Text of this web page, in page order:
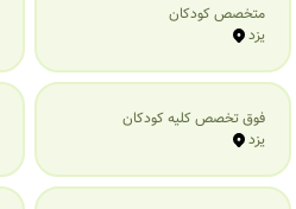
متخصص کودکان
یزد
فوق تخصص کلیه کودکان
یزد